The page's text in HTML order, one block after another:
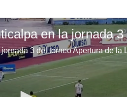
3 del torneo Apertura de la